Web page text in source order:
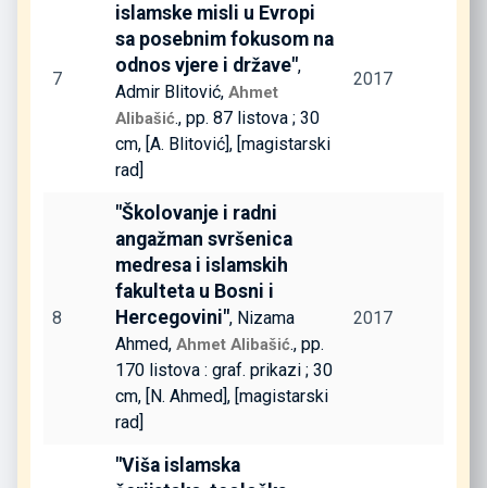
7
islamske misli u Evropi
sa posebnim fokusom na
odnos vjere i države",
Admir Blitović, Ahmet
Alibašić., pp. 87 listova ; 30
cm, [A. Blitović], [magistarski
rad]
2017
8
"Školovanje i radni
angažman svršenica
medresa i islamskih
fakulteta u Bosni i
Hercegovini", Nizama
Ahmed, Ahmet Alibašić., pp.
170 listova : graf. prikazi ; 30
cm, [N. Ahmed], [magistarski
rad]
2017
"Viša islamska